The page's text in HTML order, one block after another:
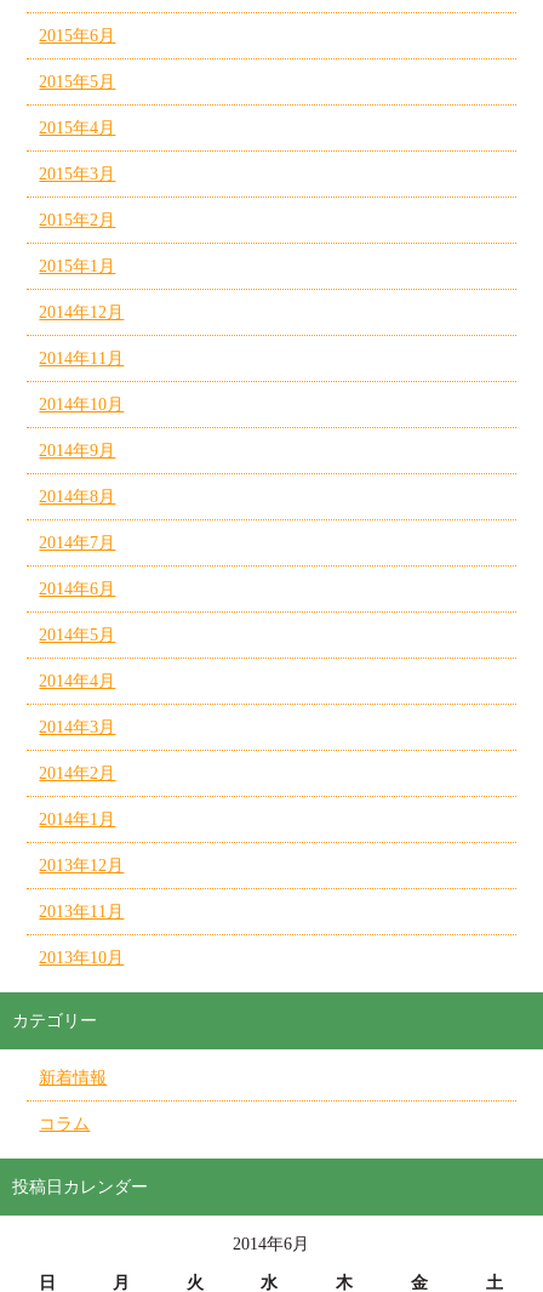
2015年6月
2015年5月
2015年4月
2015年3月
2015年2月
2015年1月
2014年12月
2014年11月
2014年10月
2014年9月
2014年8月
2014年7月
2014年6月
2014年5月
2014年4月
2014年3月
2014年2月
2014年1月
2013年12月
2013年11月
2013年10月
カテゴリー
新着情報
コラム
投稿日カレンダー
2014年6月
日 月 火 水 木 金 土